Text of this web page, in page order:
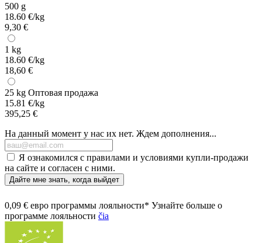
500 g
18.60 €/kg
9,30 €
1 kg
18.60 €/kg
18,60 €
25 kg Оптовая продажа
15.81 €/kg
395,25 €
На данный момент у нас их нет. Ждем дополнения...
Я ознакомился с правилами и условиями купли-продажи
на сайте и согласен с ними.
Дайте мне знать, когда выйдет
0,09 € евро программы лояльности* Узнайте больше о
программе лояльности čia